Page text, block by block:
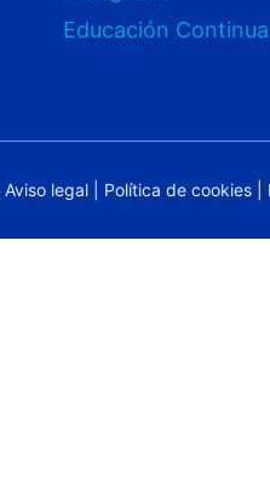
Educación Continua
Aviso legal Política de cookies